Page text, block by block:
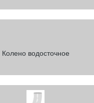
Колено водосточное